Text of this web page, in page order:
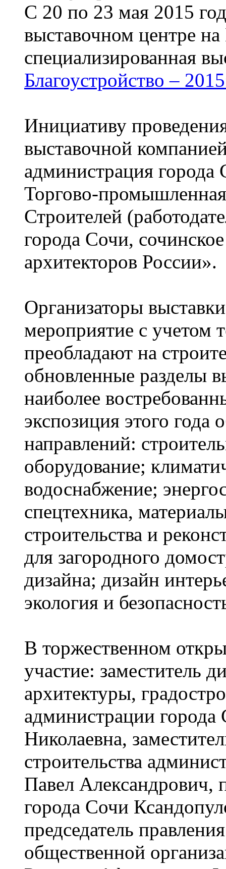
С 20 по 23 мая 2015
выставочном центре
специализированная
Благоустройство –
Инициативу
выставочной
администрация
Торгово-
Строителей
города Сочи,
архитекторов России».
Организаторы
мероприятие с учетом
преобладают на
обновленные разделы
наиболее
экспозиция этого года
направлений:
оборудование;
водоснабжение;
спецтехника,
строительства и
для загородного
дизайна; дизайн
экология и
В торжественном
участие: заместитель
архитектуры,
администрации
Николаевна,
строительства
Павел Александрович,
города Сочи
председатель
общественной